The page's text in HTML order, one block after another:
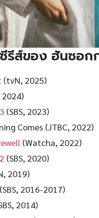
รีส์ของ ฮันซอก
(tvN, 2025)
2024)
(SBS, 2023)
Comes (JTBC, 2022)
(Watcha, 2022)
(SBS, 2020)
2019)
2016-2017)
2014)